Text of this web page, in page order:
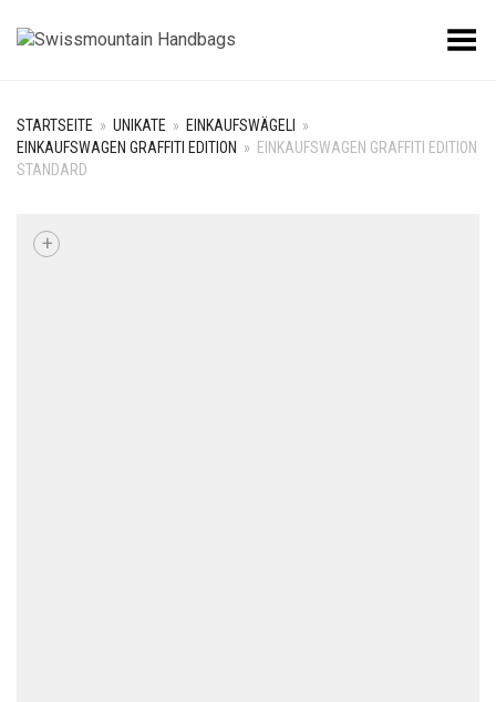
Toggle Menu
STARTSEITE » UNIKATE » EINKAUFSWÄGELI
»
EINKAUFSWAGEN GRAFFITI EDITION » EINKAUFSWAGEN GRAFFITI EDITION
STANDARD
+